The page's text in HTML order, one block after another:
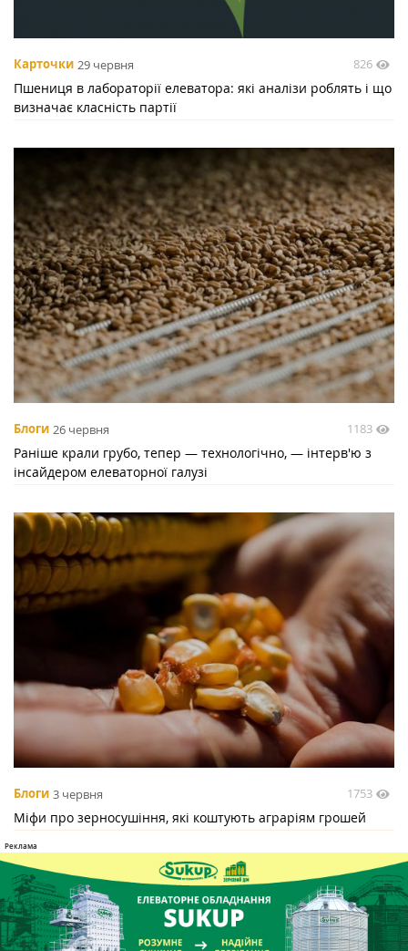
Карточки 29 червня 826
Пшениця в лабораторії елеватора: які аналізи роблять і що
визначає класність партії
Блоги 26 червня 1183
Раніше крали грубо, тепер — технологічно, — інтерв'ю з
інсайдером елеваторної галузі
Блоги 3 червня 1753
Міфи про зерносушіння, які коштують аграріям грошей